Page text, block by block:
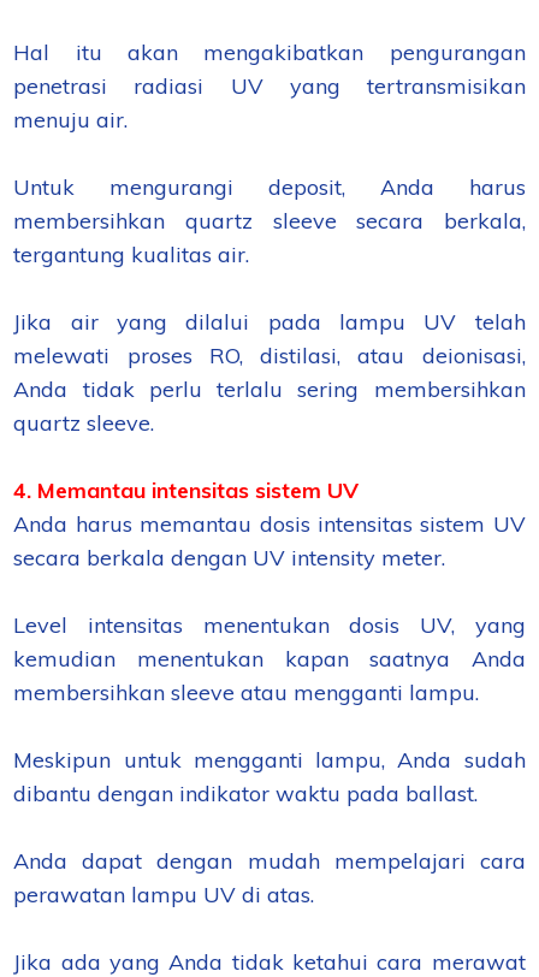
Hal itu akan mengakibatkan pengurangan
penetrasi radiasi UV yang tertransmisikan
menuju air.
Untuk mengurangi deposit, Anda harus
membersihkan quartz sleeve secara berkala,
tergantung kualitas air.
Jika air yang dilalui pada lampu UV telah
melewati proses RO, distilasi, atau deionisasi,
Anda tidak perlu terlalu sering membersihkan
quartz sleeve.
4. Memantau intensitas sistem UV
Anda harus memantau dosis intensitas sistem UV
secara berkala dengan UV intensity meter.
Level intensitas menentukan dosis UV, yang
kemudian menentukan kapan saatnya Anda
membersihkan sleeve atau mengganti lampu.
Meskipun untuk mengganti lampu, Anda sudah
dibantu dengan indikator waktu pada ballast.
Anda dapat dengan mudah mempelajari cara
perawatan lampu UV di atas.
Jika ada yang Anda tidak ketahui cara merawat